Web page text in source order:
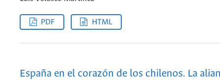
PDF HTML
España en el corazón de los chilenos. La